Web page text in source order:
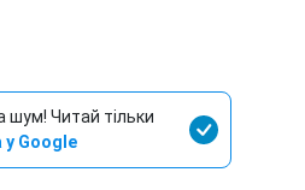
шум! Читай тільки
у Google